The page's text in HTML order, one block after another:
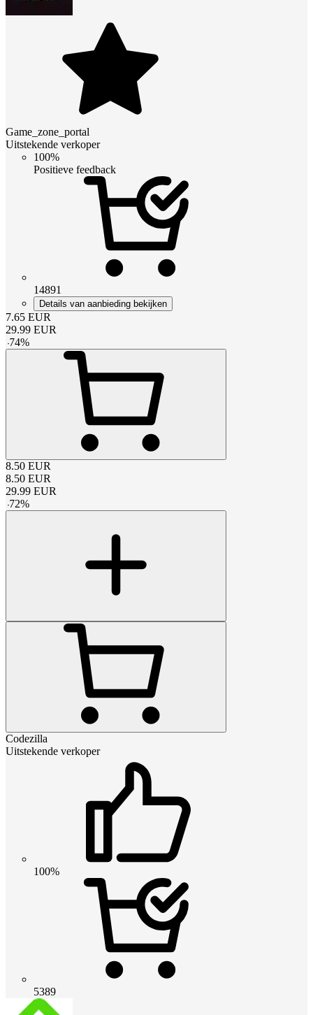
Game_zone_portal
Uitstekende verkoper
100%
Positieve feedback
14891
Details van aanbieding bekijken
7.65 EUR
29.99 EUR
-74%
8.50 EUR
8.50 EUR
29.99 EUR
-72%
Codezilla
Uitstekende verkoper
100%
5389